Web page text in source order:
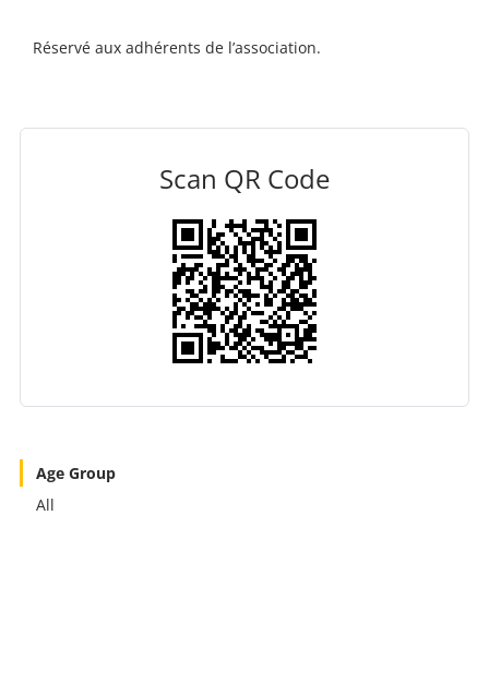
Réservé aux adhérents de l’association.
Scan QR Code
Age Group
All